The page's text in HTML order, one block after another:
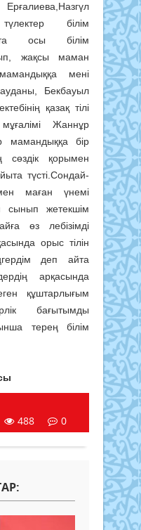
білім
осы білім
жақсы маман
мені
Бекбауыл
қазақ тілі
Жаннұр
мамандыққа бір
сөздік қорымен
түсті.Сондай-
маған үнемі
сынып жетекшім
өз лебізімді
орыс тілін
деп айта
арқасында
құштарлығым
бағытымды
терең білім
488 0